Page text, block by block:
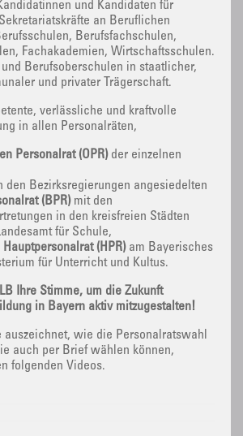
und Kandidaten für
an Beruflichen
Berufsfachschulen,
Fachakademien, Wirtschaftsschulen.
Berufsoberschulen in staatlicher,
und privater Trägerschaft.
verlässliche und kraftvolle
in allen Personalräten,
Personalrat (ÖPR)der einzelnen
den Bezirksregierungen angesiedelten
(BPR)mit den
in den kreisfreien Städten
für Schule,
Hauptpersonalrat (HPR)am Bayerisches
für Unterricht und Kultus.
Ihre Stimme, um die Zukunft
in Bayern aktiv mitzugestalten!
auszeichnet, wie die Personalratswahl
auch per Brief wählen können,
folgenden Videos.